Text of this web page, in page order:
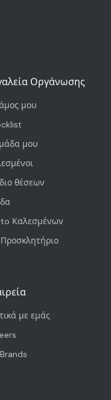
Οργάνωσης
μου
μου
θέσεων
Καλεσμένων
με εμάς